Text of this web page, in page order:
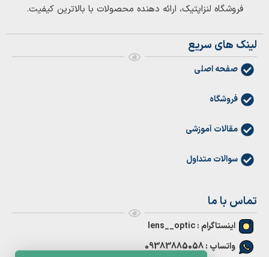
فروشگاه لنزاپتیک، ارائه دهنده محصولات با بالاترین کیفیت.
لینک های سریع
صفحه اصلی
فروشگاه
مقالات آموزشی
سوالات متداول
تماس با ما
اینستاگرام : lens__optic
واتساپ : 09383885058